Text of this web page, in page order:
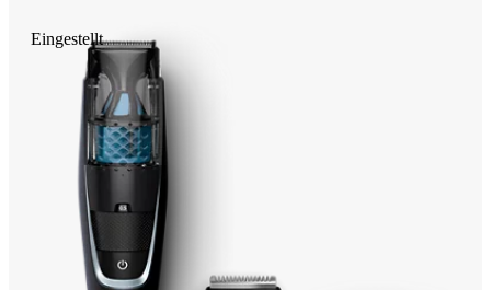
Eingestellt